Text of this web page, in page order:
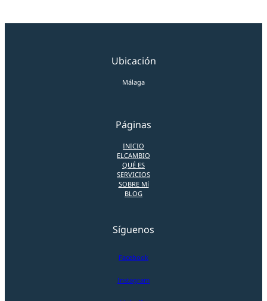
Ubicación
Málaga
Páginas
INICIO
ELCAMBIO
QUÉ ES
SERVICIOS
SOBRE Mí
BLOG
Síguenos
Facebook
Instagram